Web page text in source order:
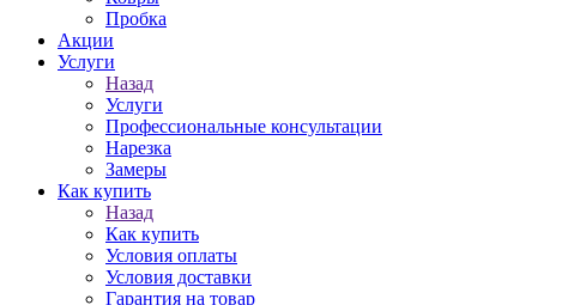
Пробка
Акции
Услуги
Назад
Услуги
Профессиональные консультации
Нарезка
Замеры
Как купить
Назад
Как купить
Условия оплаты
Условия доставки
Гарантия на товар